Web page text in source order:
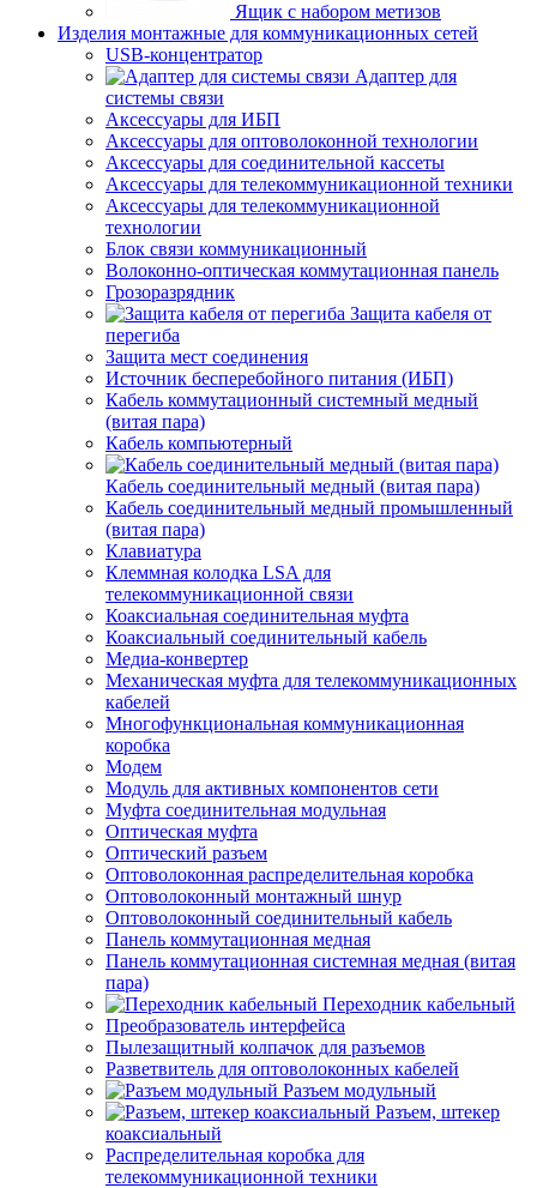
Ящик с набором метизов
Изделия монтажные для коммуникационных сетей
USB-концентратор
Адаптер для
системы связи
Аксессуары для ИБП
Аксессуары для оптоволоконной технологии
Аксессуары для соединительной кассеты
Аксессуары для телекоммуникационной техники
Аксессуары для телекоммуникационной
технологии
Блок связи коммуникационный
Волоконно-оптическая коммутационная панель
Грозоразрядник
Защита кабеля от
перегиба
Защита мест соединения
Источник бесперебойного питания (ИБП)
Кабель коммутационный системный медный
(витая пара)
Кабель компьютерный
Кабель соединительный медный (витая пара)
Кабель соединительный медный промышленный
(витая пара)
Клавиатура
Клеммная колодка LSA для
телекоммуникационной связи
Коаксиальная соединительная муфта
Коаксиальный соединительный кабель
Медиа-конвертер
Механическая муфта для телекоммуникационных
кабелей
Многофункциональная коммуникационная
коробка
Модем
Модуль для активных компонентов сети
Муфта соединительная модульная
Оптическая муфта
Оптический разъем
Оптоволоконная распределительная коробка
Оптоволоконный монтажный шнур
Оптоволоконный соединительный кабель
Панель коммутационная медная
Панель коммутационная системная медная (витая
пара)
Переходник кабельный
Преобразователь интерфейса
Пылезащитный колпачок для разъемов
Разветвитель для оптоволоконных кабелей
Разъем модульный
Разъем, штекер
коаксиальный
Распределительная коробка для
телекоммуникационной техники